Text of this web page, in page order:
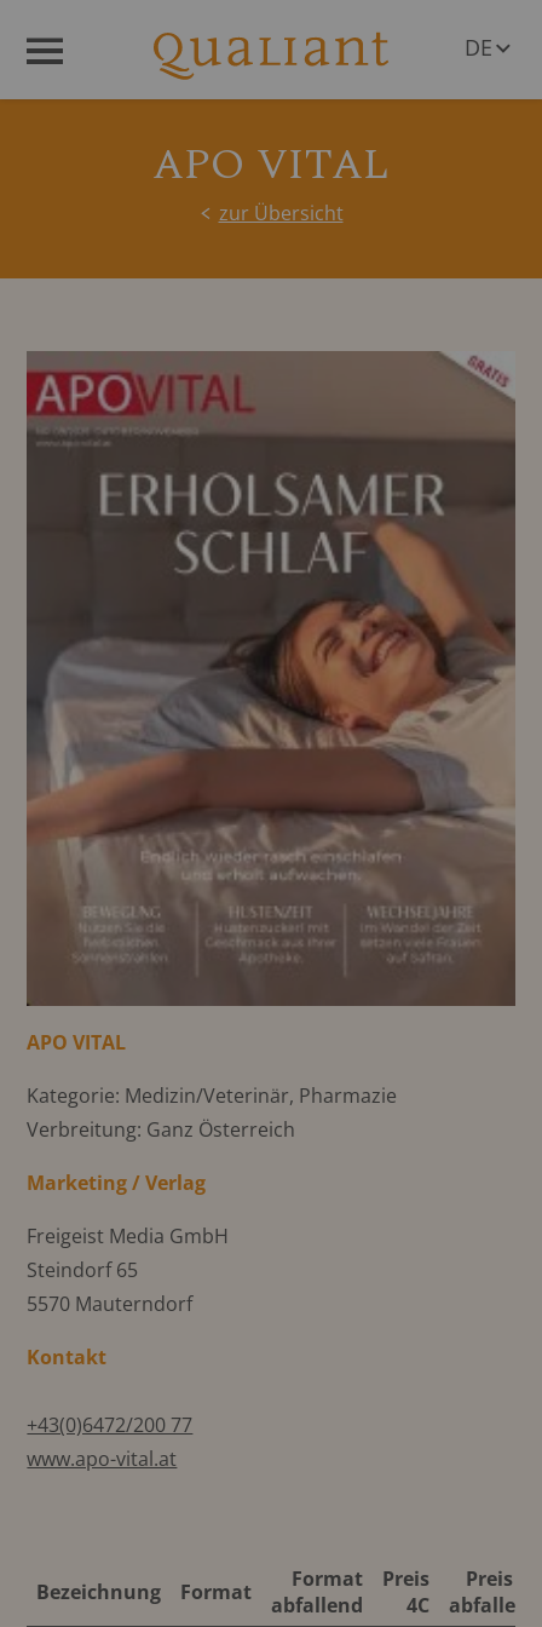
DE
APO VITAL
zur Übersicht
APO VITAL
Kategorie: Medizin/Veterinär, Pharmazie
Verbreitung: Ganz Österreich
Marketing / Verlag
Freigeist Media GmbH
Steindorf 65
5570 Mauterndorf
Kontakt
+43(0)6472/200 77
www.apo-vital.at
Bezeichnung Format
Format
abfallend
Preis
4C
Preis 4C
abfallend